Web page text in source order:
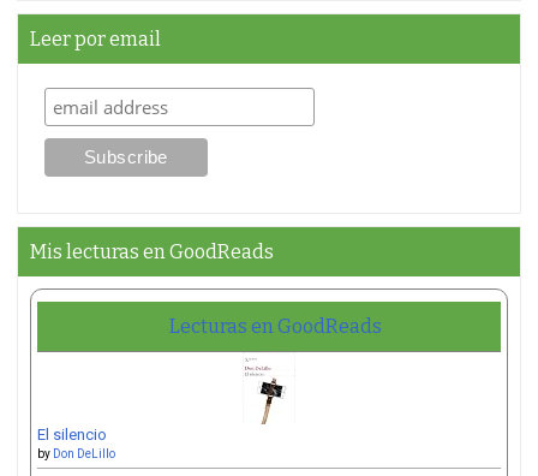
Leer por email
Mis lecturas en GoodReads
Lecturas en GoodReads
El silencio
by Don DeLillo